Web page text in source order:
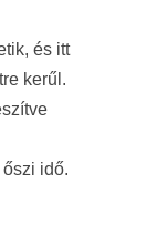
és itt
kerűl.
idő.